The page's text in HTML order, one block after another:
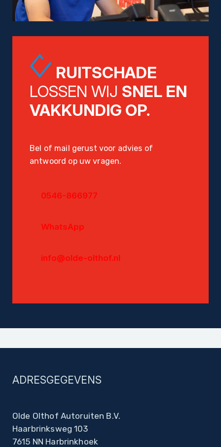
RUITSCHADE
LOSSEN WIJ SNEL EN
VAKKUNDIG OP.
Bel of mail gerust voor advies of
antwoord op uw vragen.
0546-866977
WhatsApp
info@olde-olthof.nl
ADRESGEGEVENS
Olde Olthof Autoruiten B.V.
Haarbrinksweg 103
7615 NN Harbrinkhoek